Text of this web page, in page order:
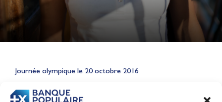
Journée olympique le 20 octobre 2016
Lauriane Nolot en or à Long
Jeux Olympiques 2028